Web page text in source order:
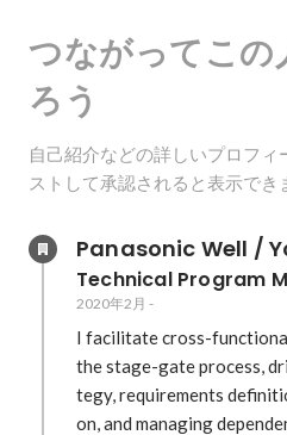
つながってこの
ろう
自己紹介などの詳しいプロフ
ストして承認されると表示でき
Panasonic Well /
Technical Program
2020年2月 -
I facilitate cross-
the stage-gate process,
tegy, requirements
on, and managing